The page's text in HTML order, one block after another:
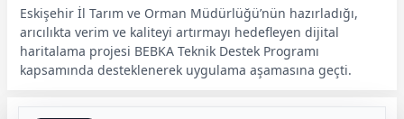
Eskişehir İl Tarım ve Orman Müdürlüğü’nün hazırladığı,
arıcılıkta verim ve kaliteyi artırmayı hedefleyen dijital
haritalama projesi BEBKA Teknik Destek Programı
kapsamında desteklenerek uygulama aşamasına geçti.